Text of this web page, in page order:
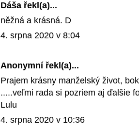
Dáša řekl(a)...
něžná a krásná. D
4. srpna 2020 v 8:04
Anonymní řekl(a)...
Prajem krásny manželský život,
.....veľmi rada si pozriem aj ďalšie
Lulu
4. srpna 2020 v 10:36